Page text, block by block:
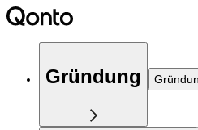
Gründung